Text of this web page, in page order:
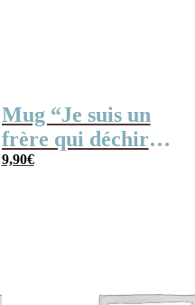
Mug “Je suis un
frère qui déchire”
– Cadeau frère
9,90€